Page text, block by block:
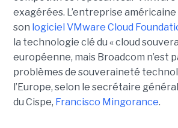
exagérées. L’entreprise
son logiciel VMware Cloud
la technologie clé du « cloud
européenne, mais Broadcom n’est
problèmes de souveraineté
l’Europe, selon le secrétaire général
du Cispe, Francisco Mingorance.